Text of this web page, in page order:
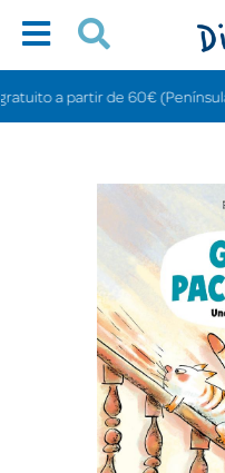
a partir de 60€ (Península).